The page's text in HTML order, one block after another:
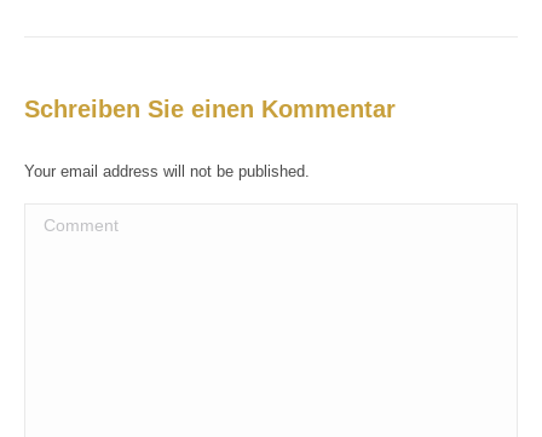
Schreiben Sie einen Kommentar
Your email address will not be published.
Comment